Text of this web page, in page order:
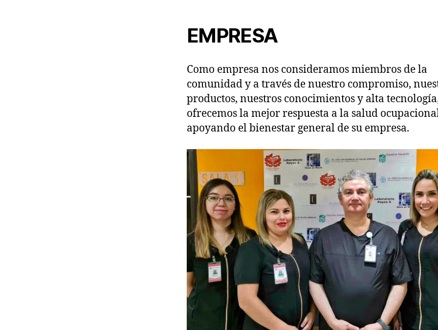
EMPRESA
Como empresa nos consideramos miembros de la
comunidad y a través de nuestro compromiso,
productos, nuestros conocimientos y alta
ofrecemos la mejor respuesta a la salud
apoyando el bienestar general de su empresa.